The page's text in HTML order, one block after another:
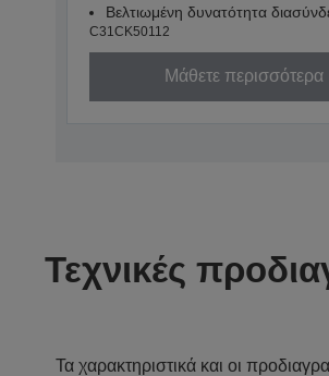
Βελτιωμένη δυνατότητα
C31CK50112
Μάθετε περισσότερα
Τεχνικές
Τα χαρακτηριστικά και οι